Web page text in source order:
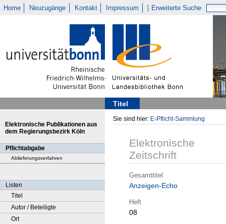
Home Neuzugänge Kontakt Impressum Erweiterte Suche
Titel
Elektronische Publikationen aus
dem Regierungsbezirk Köln
Pflichtabgabe
Ablieferungsverfahren
Listen
Titel
Autor / Beteiligte
Ort
Sie sind hier: E-Pflicht-Sammlung
Elektronische
Zeitschrift
Gesamttitel
Anzeigen-Echo
Heft
08